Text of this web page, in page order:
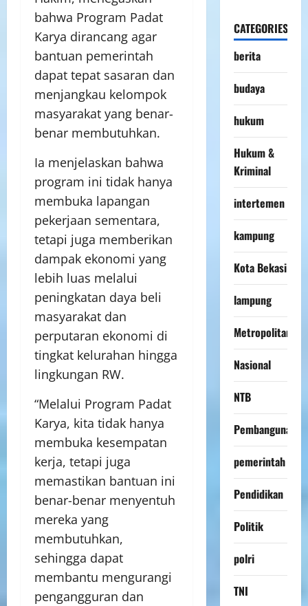
bahwa Program Padat
Karya dirancang agar
bantuan pemerintah
dapat tepat sasaran dan
menjangkau kelompok
masyarakat yang benar-
benar membutuhkan.
Ia menjelaskan bahwa
program ini tidak hanya
membuka lapangan
pekerjaan sementara,
tetapi juga memberikan
dampak ekonomi yang
lebih luas melalui
peningkatan daya beli
masyarakat dan
perputaran ekonomi di
tingkat kelurahan hingga
lingkungan RW.
“Melalui Program Padat
Karya, kita tidak hanya
membuka kesempatan
kerja, tetapi juga
memastikan bantuan ini
benar-benar menyentuh
mereka yang
membutuhkan,
sehingga dapat
membantu mengurangi
pengangguran dan
CATEGORIES
berita
budaya
hukum
Hukum &
Kriminal
intertemen
kampung
Kota Bekasi
lampung
Metropolitan
Nasional
NTB
Pembangunan
pemerintah
Pendidikan
Politik
polri
TNI